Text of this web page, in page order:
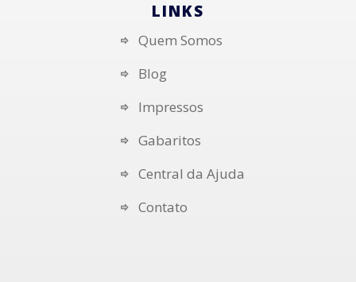
LINKS
Quem Somos
Blog
Impressos
Gabaritos
Central da Ajuda
Contato